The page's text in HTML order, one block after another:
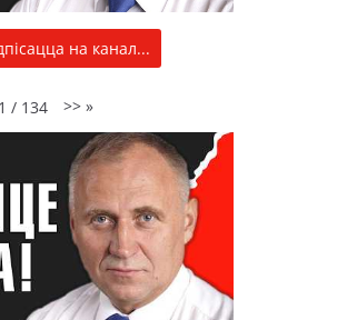
на канал...
1 / 134 >> »